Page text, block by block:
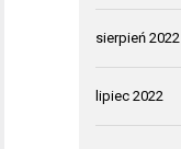
sierpień 2022
lipiec 2022